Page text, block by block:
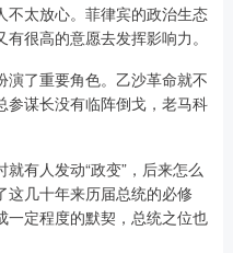
不太放心。菲律宾的政治生态
很高的意愿去发挥影响力。
了重要角色。乙沙革命就不
参谋长没有临阵倒戈，老马科
有人发动“政变”，后来怎么
这几十年来历届总统的必修
一定程度的默契，总统之位也